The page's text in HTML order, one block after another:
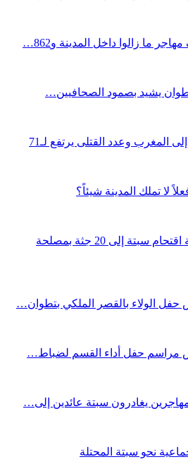
بتطوان يشيد بصمود الصحافيين…
لا تملك المدينة شيئاً؟
ارتفاع حصيلة ضحايا محاولة اقتحام سبتة إلى 20 جثة بمصلحة
الولاء بالقصر الملكي بتطوان…
مراسم حفل أداء القسم لضباط…
يغادرون سبتة عائدين إلى…